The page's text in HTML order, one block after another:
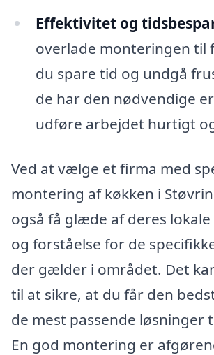
Effektivitet og
overlade monteringen til
du spare tid og undgå
de har den nødvendige
udføre arbejdet hurtigt
Ved at vælge et firma med
montering af køkken i
også få glæde af deres
og forståelse for de
der gælder i området. Det
til at sikre, at du får den
de mest passende løsninger
En god montering er